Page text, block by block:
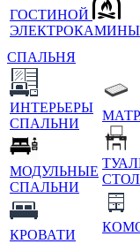
ГОСТИНОЙ
ЭЛЕКТРОКАМИНЫ
СПАЛЬНЯ
ИНТЕРЬЕРЫ
СПАЛЬНИ
МОДУЛЬНЫЕ
СПАЛЬНИ
КРОВАТИ